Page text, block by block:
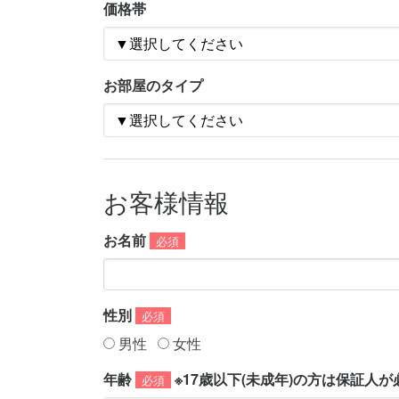
価格帯
お部屋のタイプ
お客様情報
お名前 必須
性別 必須
男性
女性
年齢
必須 ※17歳以下(未成年)の方は保証人が